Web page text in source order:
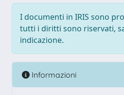
I documenti in IRIS sono
tutti i diritti sono riservati,
indicazione.
Informazioni